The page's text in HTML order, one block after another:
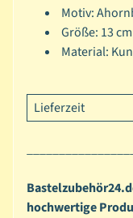
a
b
o
n
Motiv:
Größe: 13
Material:
Lieferzeit
hochwertige